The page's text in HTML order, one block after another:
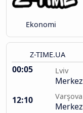
Ekonomi
Z-TIME.UA
00:05 Lviv
12:10
Varşova